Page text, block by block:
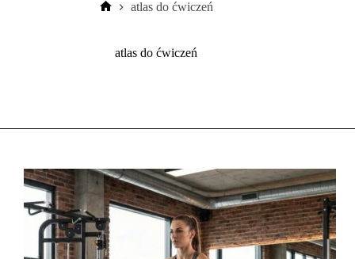
atlas do ćwiczeń
atlas do ćwiczeń